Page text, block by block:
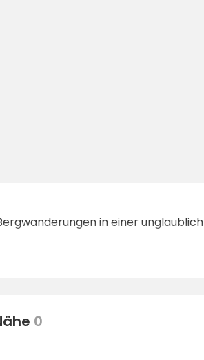
in einer unglaublich
0